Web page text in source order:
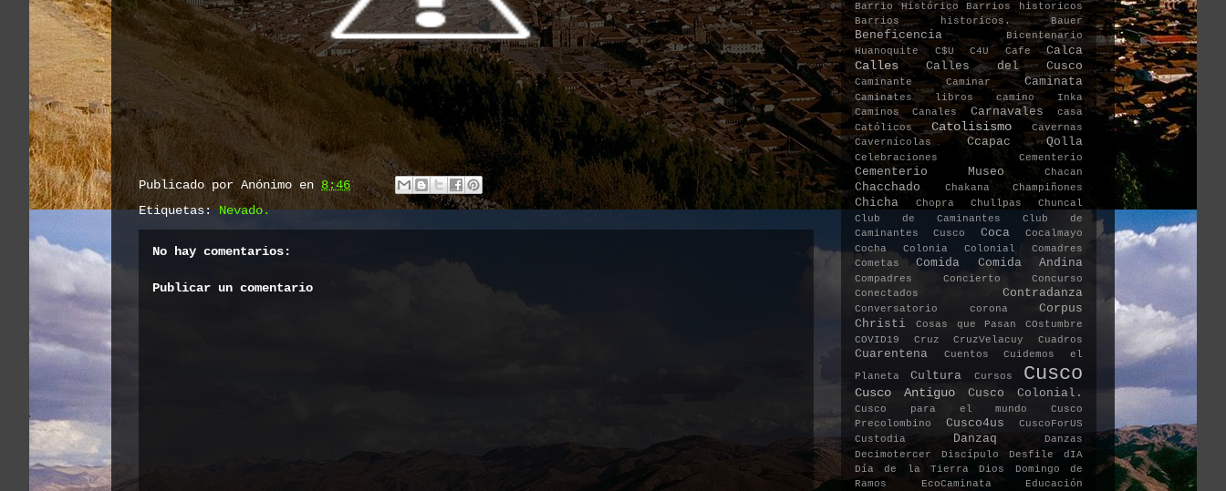
Publicado por Anónimo en 8:46
Etiquetas:Nevado.
No hay comentarios:
Publicar un comentario
Barrio Histórico
Barrios historicos
Barrios historicos.
Bauer
Beneficencia
Bicentenario
Huanoquite
C$U C4U Cafe Calca
Calles Calles del Cusco
Caminante Caminar Caminata
Caminates libros
camino Inka
Caminos
Canales Carnavales
casa
Católicos
Catolisismo
Cavernas
Cavernícolas
Ccapac Qolla
Celebraciones Cementerio
Cementerio Museo Chacan
Chacchado Chakana Champiñones
Chicha Chopra Chullpas
Chuncal
Club de Caminantes
Club de
Caminantes Cusco
Coca
Cocalmayo
Cocha
Colonia Colonial
Comadres
Cometas
Comida Comida Andina
Compadres Concierto
Concurso
Conectados
Contradanza
Conversatorio corona
Corpus
Christi
Cosas que Pasan
COstumbre
COVID19
Cruz CruzVelacuy Cuadros
Cuarentena Cuentos
Cuidemos el
Planeta
Cultura Cursos Cusco
Cusco Antiguo Cusco Colonial.
Cusco para el mundo
Cusco
Precolombino
Cusco4us
CuscoForUS
Custodia
Danzaq
Danzas
Decimotercer Discípulo
Desfile
dIA
Día de la Tierra
Dios
Domingo de
Ramos
EcoCaminata Educación